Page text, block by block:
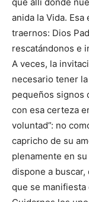
que allí donde
anida la Vida.
traernos: Dios
rescatándonos e
A veces, la
necesario tener
pequeños signos
con esa certeza
voluntad”: no
capricho de su
plenamente en
dispone a
que se